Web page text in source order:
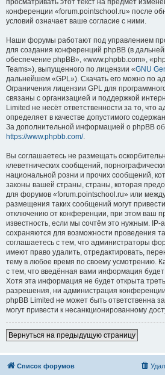
просматривать этот текст на предмет
конференции «forum.pointschool.ru» после
условий означает ваше согласие с ними.
Наши форумы работают под управлением
для создания конференций phpBB (в
обеспечение phpBB», «www.phpbb.com»,
Teams»), выпущенного по лицензии «GNU
дальнейшем «GPL»). Скачать его можно по
Ограничения лицензии GPL для
связаны с организацией и поддержкой
Limited не несёт ответственности за то, что
определяет в качестве допустимого
За дополнительной информацией о phpBB
https://www.phpbb.com/.
Вы соглашаетесь не размещать
клеветнических сообщений,
национальной розни и прочих сообщений,
законы вашей страны, страны, которая
для форумов «forum.pointschool.ru» или
размещения таких сообщений могут
отключению от конференции, при этом ваш
известность, если мы сочтём это нужным. IP-
сохраняются для возможности проведения
соглашаетесь с тем, что администраторы
имеют право удалить, отредактировать,
тему в любое время по своему усмотрению.
с тем, что введённая вами информация
Хотя эта информация не будет открыта
разрешения, ни администрация
phpBB Limited не может быть ответственна
могут привести к несанкционированному
Вернуться на предыдущую страницу
Список форумов